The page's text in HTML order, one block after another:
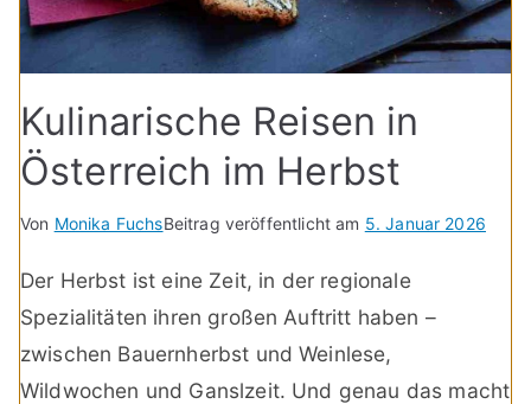
Kulinarische Reisen in
Österreich im Herbst
Von Monika FuchsBeitrag veröffentlicht am 5. Januar 2026
Der Herbst ist eine Zeit, in der regionale
Spezialitäten ihren großen Auftritt haben –
zwischen Bauernherbst und Weinlese,
Wildwochen und Ganslzeit. Und genau das macht